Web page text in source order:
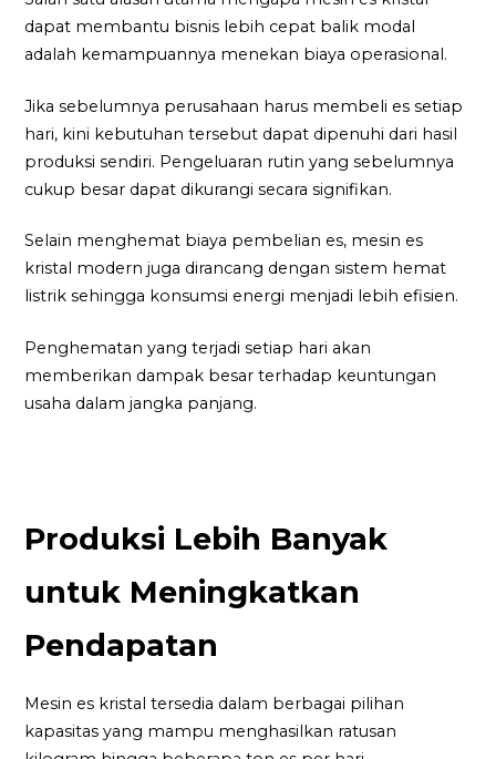
dapat membantu bisnis lebih cepat balik modal
adalah kemampuannya menekan biaya operasional.
Jika sebelumnya perusahaan harus membeli es setiap
hari, kini kebutuhan tersebut dapat dipenuhi dari hasil
produksi sendiri. Pengeluaran rutin yang sebelumnya
cukup besar dapat dikurangi secara signifikan.
Selain menghemat biaya pembelian es, mesin es
kristal modern juga dirancang dengan sistem hemat
listrik sehingga konsumsi energi menjadi lebih efisien.
Penghematan yang terjadi setiap hari akan
memberikan dampak besar terhadap keuntungan
usaha dalam jangka panjang.
Produksi Lebih Banyak
untuk Meningkatkan
Pendapatan
Mesin es kristal tersedia dalam berbagai pilihan
kapasitas yang mampu menghasilkan ratusan